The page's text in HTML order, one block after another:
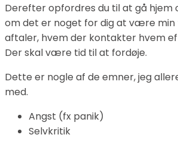
Derefter opfordres du til at gå
om det er noget for dig at være
aftaler, hvem der kontakter hvem
Der skal være tid til at fordøje.
Dette er nogle af de emner, jeg
med.
Angst (fx panik)
Selvkritik